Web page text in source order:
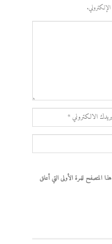
المتصفح للمرة الأولى التي أعلق